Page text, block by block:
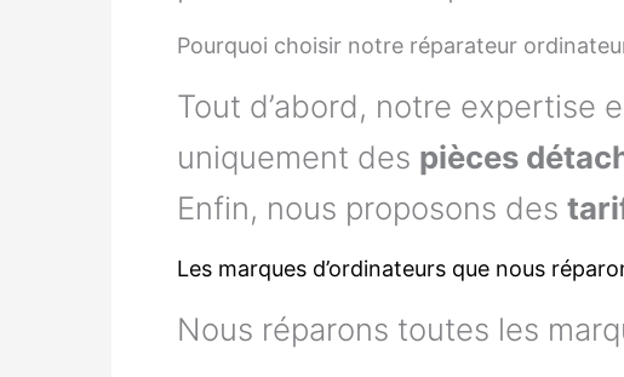
Pourquoi choisir notre réparateur
Tout d’abord, notre expertise
uniquement des pièces
Enfin, nous proposons des
Les marques d’ordinateurs que nous
Nous réparons toutes les